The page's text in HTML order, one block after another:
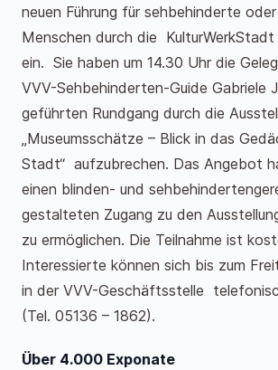
neuen Führung für sehbehinderte
Menschen durch die
ein. Sie haben um 14.30 Uhr die
VVV-Sehbehinderten-Guide Gabriele
geführten Rundgang durch die
„Museumsschätze – Blick in das
Stadt“ aufzubrechen. Das Angebot
einen blinden- und
gestalteten Zugang zu den
zu ermöglichen. Die Teilnahme ist
Interessierte können sich bis zum
in der VVV-Geschäftsstelle
(Tel. 05136 – 1862).
Über 4.000 Exponate